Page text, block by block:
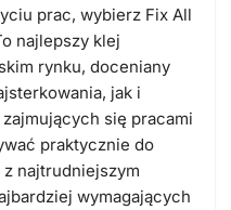
prac, wybierz Fix All
najlepszy klej
rynku, doceniany
jak i
się pracami
praktycznie do
najtrudniejszym
wymagających